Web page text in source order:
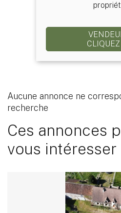
Aucune annonce ne
recherche
Ces annonces
vous intéresser